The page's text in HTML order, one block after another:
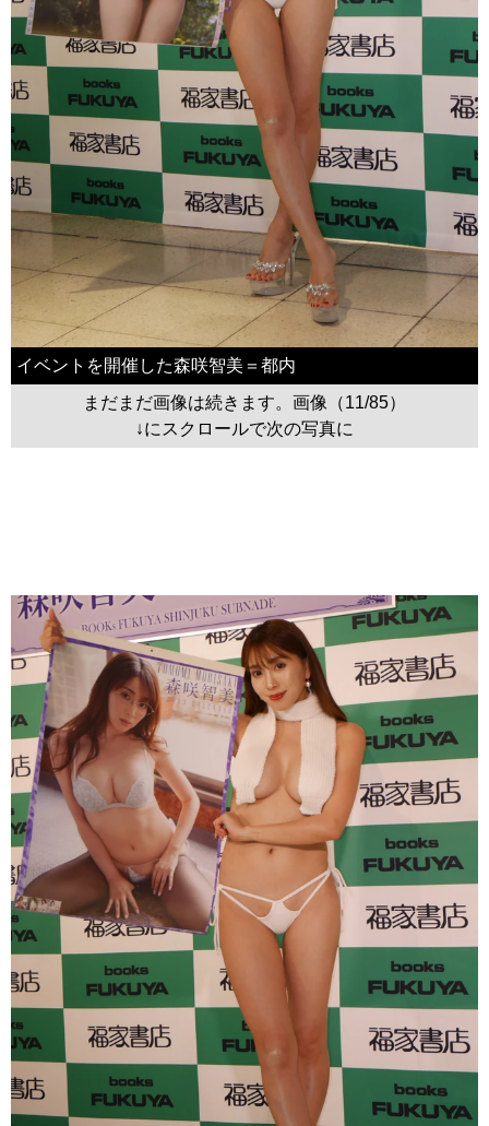
イベントを開催した森咲智美＝都内
まだまだ画像は続きます。画像（11/85）
↓にスクロールで次の写真に